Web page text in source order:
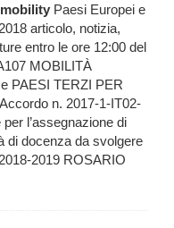
mobility Paesi Europei e
articolo, notizia,
entro le ore 12:00 del
MOBILITÀ
PAESI TERZI PER
n. 2017-1-IT02-
l’assegnazione di
di docenza da svolgere
2019 ROSARIO